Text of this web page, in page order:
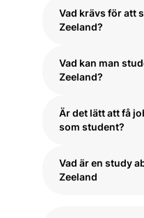
Vad krävs för att
Zeeland?
För att studera på
Zeeland krävs
att ansöka till
abroad-termin
Vad kan man
Zeeland?
Kurser och
slags
IT och data,
technologies,
Är det lätt att få
som student?
Ja, många
deltid vid sidan av
Vad är en study
Zeeland